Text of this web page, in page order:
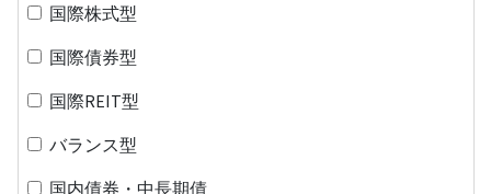
国際株式型
国際債券型
国際REIT型
バランス型
国内債券・中長期債